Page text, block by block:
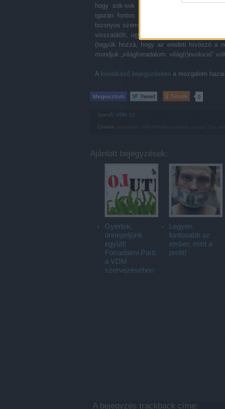
hogy sok-sok millió ember nézeteire,
igazán fontos problémák és a megoldási
bizonyos szempontból olyan túlzás volt,
visszaütött, ugyanakkor a hosszabb távú
(tegyük hozzá, hogy az eredeti hívószó a
mondjuk „világforradalom: világ(r)evolúció”
A következő bejegyzésben a mozgalom
Tetszik 0
Szerző: VDM '12
Címkék:
Ajánlott bejegyzések:
Gyertek,
ünnepeljünk
együtt!
Forradalmi Parti
a VDM
szervezésében
Legyen
fontosabb az
ember, mint a
profit!
A bejegyzés trackback címe: